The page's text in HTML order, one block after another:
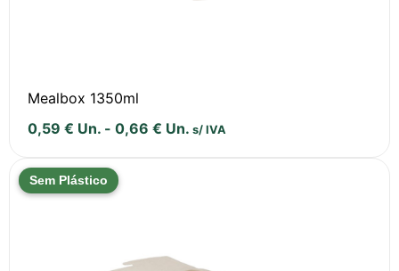
Mealbox 1350ml
0,59 € Un. - 0,66 € Un. s/ IVA
Sem Plástico